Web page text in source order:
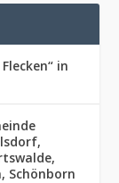
in
Schönborn